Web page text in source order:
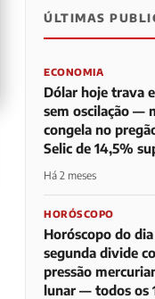
0 0 0
ÚLTIMAS
ECONOMIA
Dólar hoje trava
sem oscilação —
congela no
Selic de 14,5%
Há 2 meses
HORÓSCOPO
Horóscopo do
segunda divide
pressão
lunar — todos os